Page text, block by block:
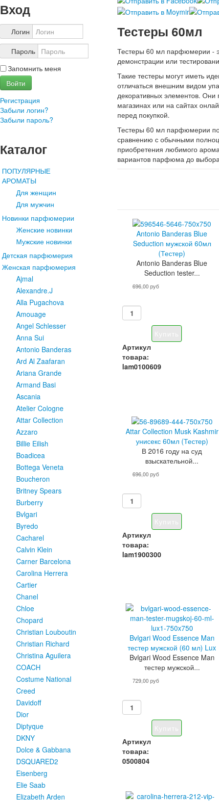
ЧаВо
Ответы на часто задаваемые вопросы
О компании
О нас
Учетная запись
Вход
Логин
Пароль
Запомнить меня
Войти
Регистрация
Забыли логин?
Забыли пароль?
Каталог
ПОПУЛЯРНЫЕ
АРОМАТЫ
Для женщин
Для мужчин
Новинки парфюмерии
Женские новинки
Мужские новинки
Детская парфюмерия
Женская парфюмерия
Ajmal
Alexandre.J
Alla Pugachova
Amouage
Angel Schlesser
Anna Sui
Antonio Banderas
Ard Al Zaafaran
Ariana Grande
Armand Basi
Ascania
Atelier Cologne
Attar Collection
Azzaro
Billie Eilish
Boadicea
Bottega Veneta
Boucheron
Britney Spears
Burberry
Bvlgari
Byredo
Cacharel
Calvin Klein
Carner Barcelona
Carolina Herrera
Cartier
Chanel
Chloe
Chopard
Christian Louboutin
Christian Richard
Christina Aguilera
COACH
Costume National
Creed
Davidoff
Dior
Diptyque
DKNY
Dolce & Gabbana
DSQUARED2
Eisenberg
Elie Saab
Elizabeth Arden
Тестеры 60мл
Тестеры 60 мл парфюмерии -
демонстрации или
Такие тестеры могут иметь
отличаться внешним видом
декоративных элементов.
магазинах или на сайтах
перед покупкой.
Тестеры 60 мл парфюмерии
сравнению с обычными
приобретения любимого
вариантов парфюма до
Antonio Banderas Blue
Seduction мужской 60мл
(Тестер)
Antonio Banderas Blue
Seduction tester...
696,00 руб
Артикул
товара:
lam0100609
Attar Collection Musk Kashmir
унисекс 60мл (Тестер)
В 2016 году на суд
взыскательной...
696,00 руб
Артикул
товара:
lam1900300
Bvlgari Wood Essence Man
тестер мужской (60 мл) Lux
Bvlgari Wood Essence Man
тестер мужской...
729,00 руб
Артикул
товара:
0500804